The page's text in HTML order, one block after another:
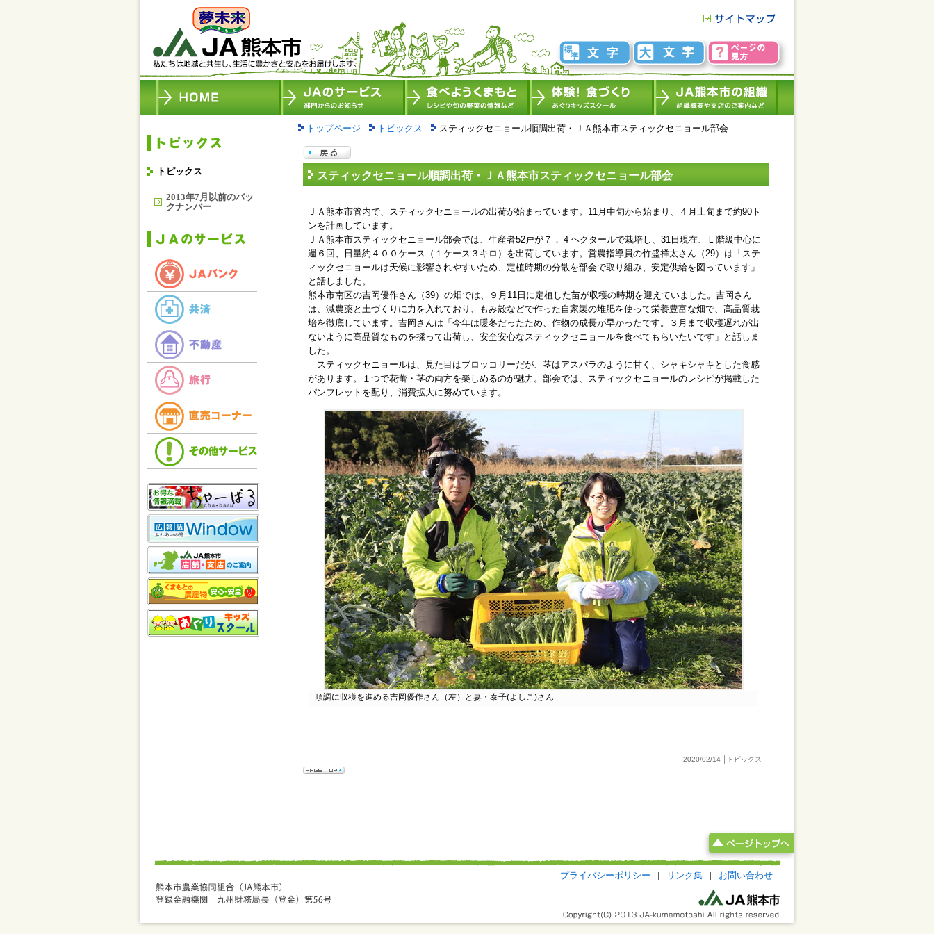
トピックス
2013年7月以前のバッ
クナンバー
トップページ トピックス スティックセニョール順調出荷・ＪＡ熊本市スティックセニョール部会
スティックセニョール順調出荷・ＪＡ熊本市スティックセニョール部会
ＪＡ熊本市管内で、スティックセニョールの出荷が始まっています。11月中旬から始まり、４月上旬まで約90ト
ンを計画しています。
ＪＡ熊本市スティックセニョール部会では、生産者52戸が７．４ヘクタールで栽培し、31日現在、Ｌ階級中心に
週６回、日量約４００ケース（１ケース３キロ）を出荷しています。営農指導員の竹盛祥太さん（29）は「ステ
ィックセニョールは天候に影響されやすいため、定植時期の分散を部会で取り組み、安定供給を図っています」
と話しました。
熊本市南区の吉岡優作さん（39）の畑では、９月11日に定植した苗が収穫の時期を迎えていました。吉岡さん
は、減農薬と土づくりに力を入れており、もみ殻などで作った自家製の堆肥を使って栄養豊富な畑で、高品質栽
培を徹底しています。吉岡さんは「今年は暖冬だったため、作物の成長が早かったです。３月まで収穫遅れが出
ないように高品質なものを採って出荷し、安全安心なスティックセニョールを食べてもらいたいです」と話しま
した。
スティックセニョールは、見た目はブロッコリーだが、茎はアスパラのように甘く、シャキシャキとした食感
があります。１つで花蕾・茎の両方を楽しめるのが魅力。部会では、スティックセニョールのレシピが掲載した
パンフレットを配り、消費拡大に努めています。
順調に収穫を進める吉岡優作さん（左）と妻・泰子(よしこ)さん
2020/02/14 │トピックス
お問い合わせ
リンク集 |
プライバシーポリシー |